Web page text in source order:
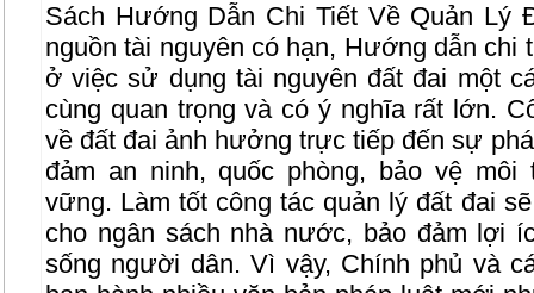
Sách Hướng Dẫn Chi Tiết Về Quản
nguồn tài nguyên có hạn, Hướng dẫn chi
ở việc sử dụng tài nguyên đất đai một
cùng quan trọng và có ý nghĩa rất lớn.
về đất đai ảnh hưởng trực tiếp đến sự
đảm an ninh, quốc phòng, bảo vệ
vững. Làm tốt công tác quản lý đất đai
cho ngân sách nhà nước, bảo đảm lợi
sống người dân. Vì vậy, Chính phủ và